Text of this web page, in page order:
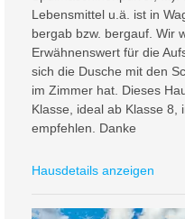
Lebensmittel u.ä. ist in
bergab bzw. bergauf. Wir
Erwähnenswert für die
sich die Dusche mit den
im Zimmer hat. Dieses
Klasse, ideal ab Klasse 8,
empfehlen. Danke
Hausdetails anzeigen